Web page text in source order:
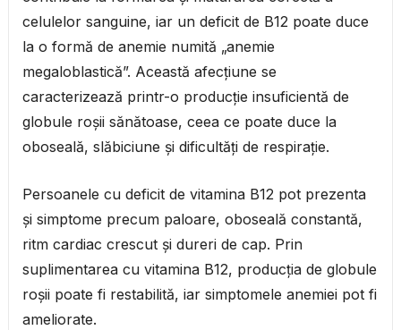
celulelor sanguine, iar un deficit de B12 poate duce
la o formă de anemie numită „anemie
megaloblastică”. Această afecțiune se
caracterizează printr-o producție insuficientă de
globule roșii sănătoase, ceea ce poate duce la
oboseală, slăbiciune și dificultăți de respirație.
Persoanele cu deficit de vitamina B12 pot prezenta
și simptome precum paloare, oboseală constantă,
ritm cardiac crescut și dureri de cap. Prin
suplimentarea cu vitamina B12, producția de globule
roșii poate fi restabilită, iar simptomele anemiei pot fi
ameliorate.